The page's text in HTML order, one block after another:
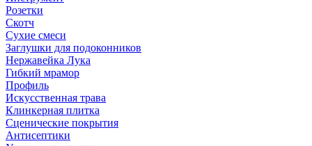
Розетки
Скотч
Сухие смеси
Заглушки для подоконников
Нержавейка Лука
Гибкий мрамор
Профиль
Искусственная трава
Клинкерная плитка
Сценические покрытия
Антисептики